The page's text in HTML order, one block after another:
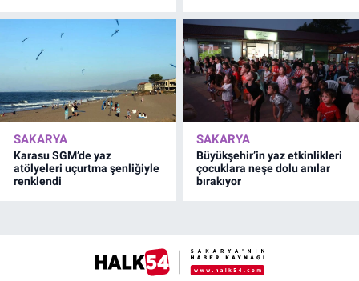
SAKARYA
Karasu SGM’de yaz
atölyeleri uçurtma şenliğiyle
renklendi
SAKARYA
Büyükşehir’in yaz etkinlikleri
çocuklara neşe dolu anılar
bırakıyor